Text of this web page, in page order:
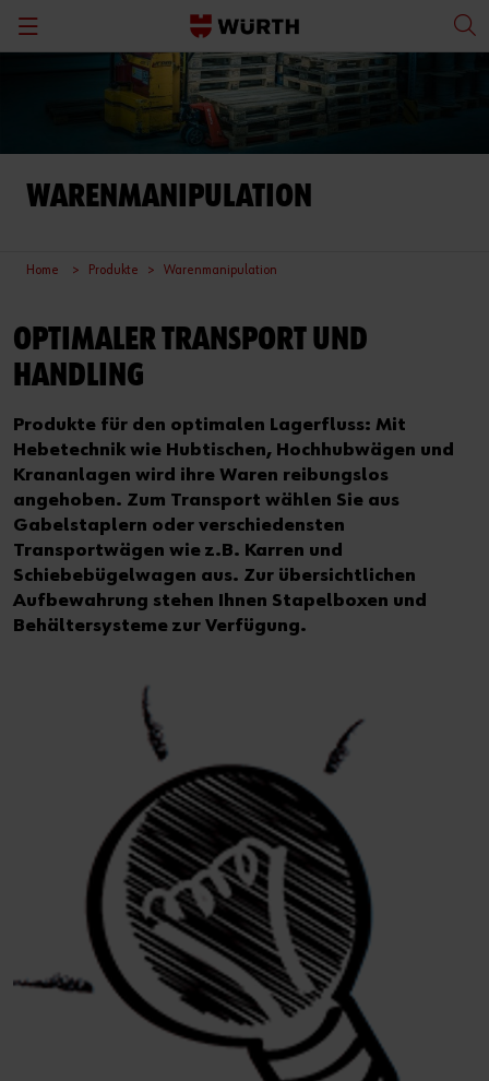
Umkleiden, Sozialräume, Büros
Gefahrgutlagerung
Warenmanipulation
Bodenmatten
WARENMANIPULATION
Home Produkte Warenmanipulation
OPTIMALER TRANSPORT UND
HANDLING
Produkte für den optimalen Lagerfluss: Mit
Hebetechnik wie Hubtischen, Hochhubwägen und
Krananlagen wird ihre Waren reibungslos
angehoben. Zum Transport wählen Sie aus
Gabelstaplern oder verschiedensten
Transportwägen wie z.B. Karren und
Schiebebügelwagen aus. Zur übersichtlichen
Aufbewahrung stehen Ihnen Stapelboxen und
Behältersysteme zur Verfügung.